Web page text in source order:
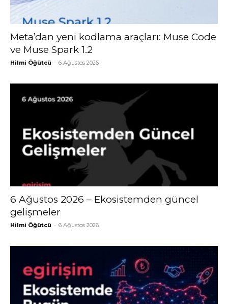
Meta’dan yeni kodlama araçları: Muse Code
ve Muse Spark 1.2
Hilmi Öğütcü - 6 Ağustos 2026
6 Ağustos 2026 – Ekosistemden güncel
gelişmeler
Hilmi Öğütcü - 6 Ağustos 2026